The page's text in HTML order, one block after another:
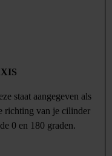
staat aangegeven als
van je cilinder
0 en 180 graden.